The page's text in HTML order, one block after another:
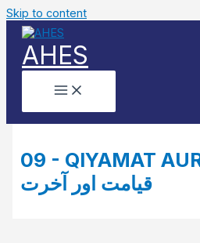
Skip to content
AHES
09 - QIYAMAT
قیامت اور آخرت